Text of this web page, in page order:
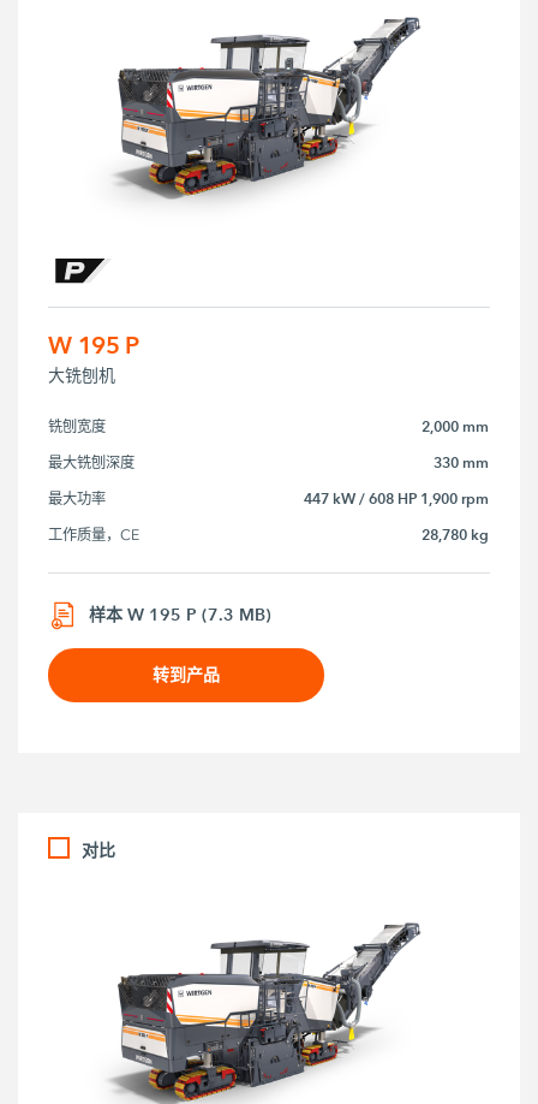
W 195 P
大铣刨机
铣刨宽度 2,000 mm
最大铣刨深度 330 mm
最大功率 447 kW / 608 HP 1,900 rpm
工作质量，CE 28,780 kg
样本 W 195 P (7.3 MB)
转到产品
对比